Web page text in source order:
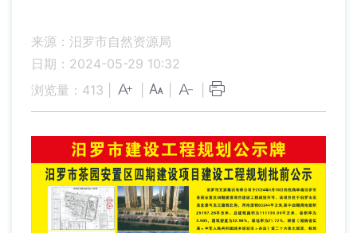
来源：汨罗市自然资源局
日期：2024-05-29 10:32
浏览量： 413